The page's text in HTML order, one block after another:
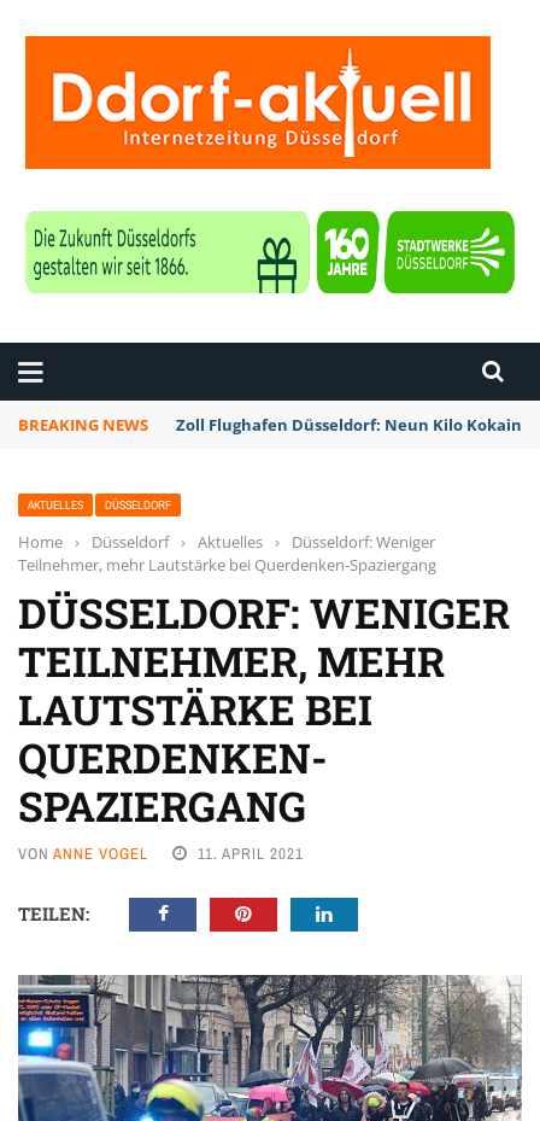
BREAKING NEWS Zoll Flughafen Düsseldorf: Neun Kilo Kokain
AKTUELLES DÜSSELDORF
Home › Düsseldorf › Aktuelles ›
Düsseldorf: Weniger
Teilnehmer, mehr Lautstärke bei Querdenken-Spaziergang
DÜSSELDORF: WENIGER
TEILNEHMER, MEHR
LAUTSTÄRKE BEI
QUERDENKEN-
SPAZIERGANG
VON ANNE VOGEL 11. APRIL 2021
TEILEN: